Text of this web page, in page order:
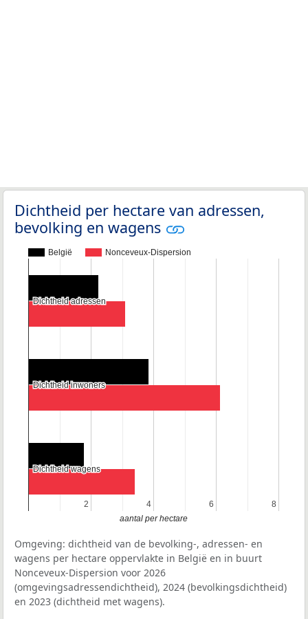
Dichtheid per hectare van adressen,
bevolking en wagens
België Nonceveux-Dispersion
2
2 4
4 6
6 8
8
Dichtheid adressen
Dichtheid adressen
Dichtheid inwoners
Dichtheid inwoners
Dichtheid wagens
Dichtheid wagens
aantal per hectare
Omgeving: dichtheid van de bevolking-, adressen- en
wagens per hectare oppervlakte in België en in buurt
Nonceveux-Dispersion voor 2026
(omgevingsadressendichtheid), 2024 (bevolkingsdichtheid)
en 2023 (dichtheid met wagens).